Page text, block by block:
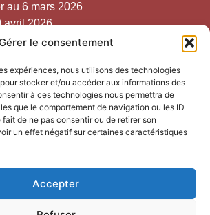
le consentement
expériences, nous utilisons des technologies
stocker et/ou accéder aux informations des
à ces technologies nous permettra de
que le comportement de navigation ou les ID
de ne pas consentir ou de retirer son
un effet négatif sur certaines caractéristiques
Accepter
au 6 mars 2026
avril 2026
au 30 septembre 2026
au public :
au 30 juin 2026 (hors juillet et août)
vendredi de 9h50 à 12h30 et de
31 août 2026